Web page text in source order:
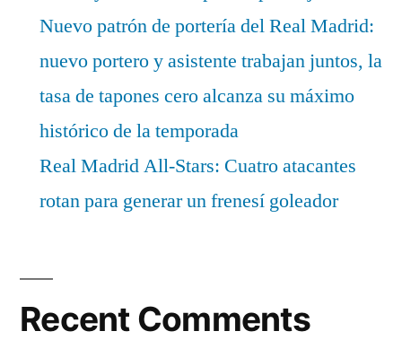
Nuevo patrón de portería del Real Madrid:
nuevo portero y asistente trabajan juntos, la
tasa de tapones cero alcanza su máximo
histórico de la temporada
Real Madrid All-Stars: Cuatro atacantes
rotan para generar un frenesí goleador
Recent Comments